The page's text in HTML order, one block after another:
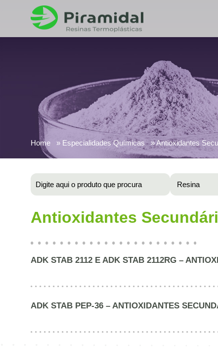
Home Especialidades Químicas Antioxidantes
Antioxidantes
ADK STAB 2112 E ADK STAB 2112RG –
ADK STAB PEP-36 – ANTIOXIDANTES